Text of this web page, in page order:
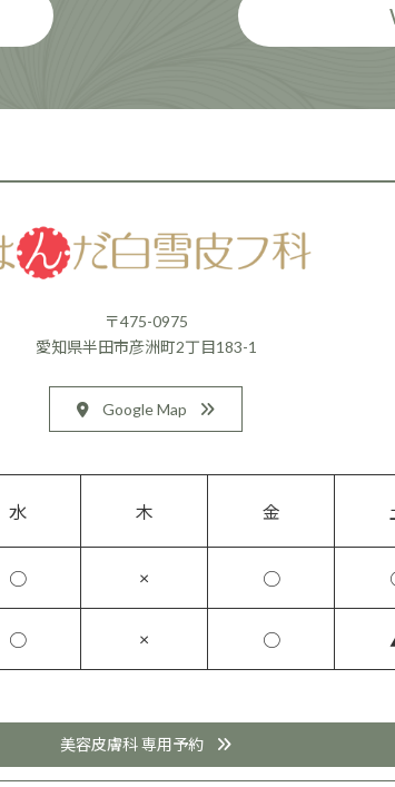
〒475-0975
愛知県半田市彦洲町2丁目183-1
Google Map
水 木 金
○ × ○
○ × ○
美容皮膚科 専用予約